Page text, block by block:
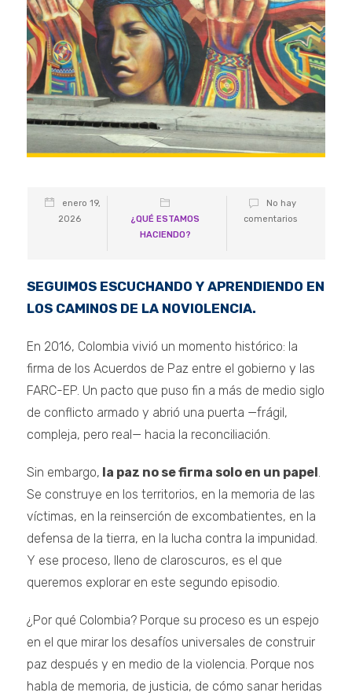
enero 19,
2026
¿QUÉ ESTAMOS
HACIENDO?
No hay
comentarios
SEGUIMOS ESCUCHANDO Y APRENDIENDO EN
LOS CAMINOS DE LA NOVIOLENCIA.
En 2016, Colombia vivió un momento histórico: la
firma de los Acuerdos de Paz entre el gobierno y las
FARC-EP. Un pacto que puso fin a más de medio siglo
de conflicto armado y abrió una puerta —frágil,
compleja, pero real— hacia la reconciliación.
Sin embargo, la paz no se firma solo en un papel.
Se construye en los territorios, en la memoria de las
víctimas, en la reinserción de excombatientes, en la
defensa de la tierra, en la lucha contra la impunidad.
Y ese proceso, lleno de claroscuros, es el que
queremos explorar en este segundo episodio.
¿Por qué Colombia? Porque su proceso es un espejo
en el que mirar los desafíos universales de construir
paz después y en medio de la violencia. Porque nos
habla de memoria, de justicia, de cómo sanar heridas